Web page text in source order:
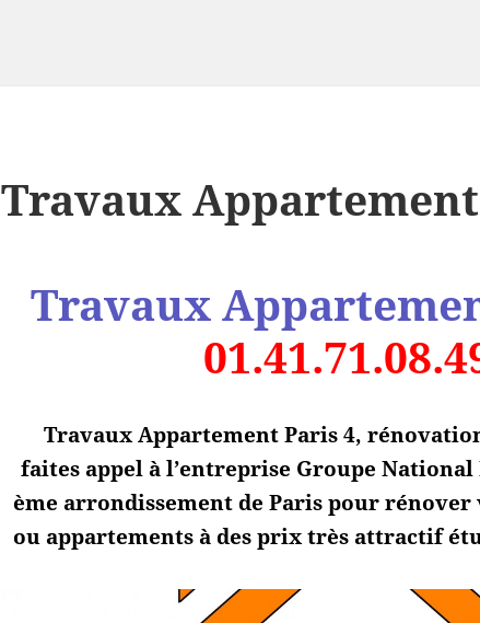
Travaux
Travaux
Travaux Appartement Paris 4,
faites appel à l’entreprise Groupe
ème arrondissement de Paris pour rénover
ou appartements à des prix très attractif